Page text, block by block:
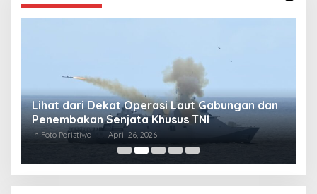
Lihat dari Dekat Operasi Laut Gabungan dan
Penembakan Senjata Khusus TNI
In Foto Peristiwa | April 26, 2026